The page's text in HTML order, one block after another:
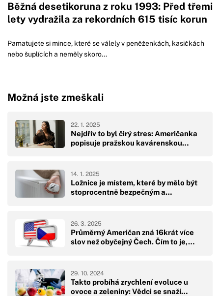
Běžná desetikoruna z roku 1993: Před třemi
lety vydražila za rekordních 615 tisíc korun
Pamatujete si mince, které se válely v peněženkách, kasičkách
nebo šuplících a neměly skoro...
Možná jste zmeškali
Nejdřív to byl čirý stres: Američanka
popisuje pražskou kavárenskou…
22. 1. 2025
Ložnice je místem, které by mělo být
stoprocentně bezpečným a…
14. 1. 2025
Průměrný Američan zná 16krát více
slov než obyčejný Čech. Čím to je,…
26. 3. 2025
Takto probíhá zrychlení evoluce u
ovoce a zeleniny: Vědci se snaží…
29. 10. 2024